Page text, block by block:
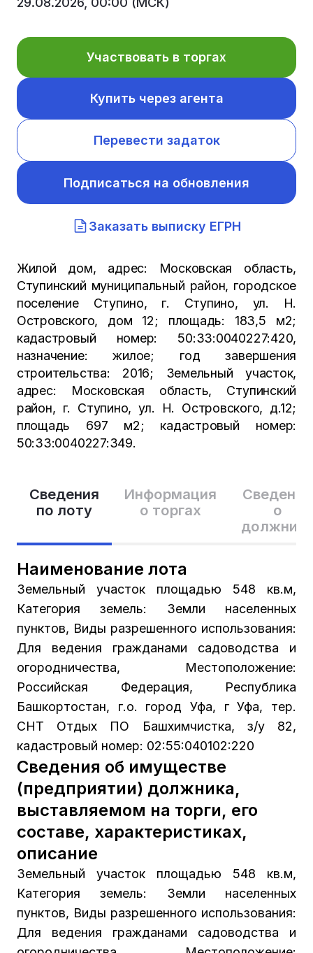
Сведения
по лоту
Информация
о торгах
Сведения
о
Наименование лота
Земельный участок площадью 548 кв.м,
Категория земель: Земли населенных
пунктов, Виды разрешенного использования:
Для ведения гражданами садоводства и
огородничества, Местоположение:
Российская Федерация, Республика
Башкортостан, г.о. город Уфа, г Уфа, тер.
СНТ Отдых ПО Башхимчистка, з/у 82,
кадастровый номер: 02:55:040102:220
Сведения об имуществе
(предприятии) должника,
выставляемом на торги, его
составе, характеристиках,
описание
Земельный участок площадью 548 кв.м,
Категория земель: Земли населенных
пунктов, Виды разрешенного использования:
Для ведения гражданами садоводства и
Участвовать в торгах
Купить через агента
Перевести задаток
Подписаться на обновления
Заказать выписку ЕГРН
Жилой дом, адрес: Московская область,
Ступинский муниципальный район, городское
поселение Ступино, г. Ступино, ул. Н.
Островского, дом 12; площадь: 183,5 м2;
кадастровый номер: 50:33:0040227:420,
назначение: жилое; год завершения
строительства: 2016; Земельный участок,
адрес: Московская область, Ступинский
район, г. Ступино, ул. Н. Островского, д.12;
площадь 697 м2; кадастровый номер:
50:33:0040227:349.